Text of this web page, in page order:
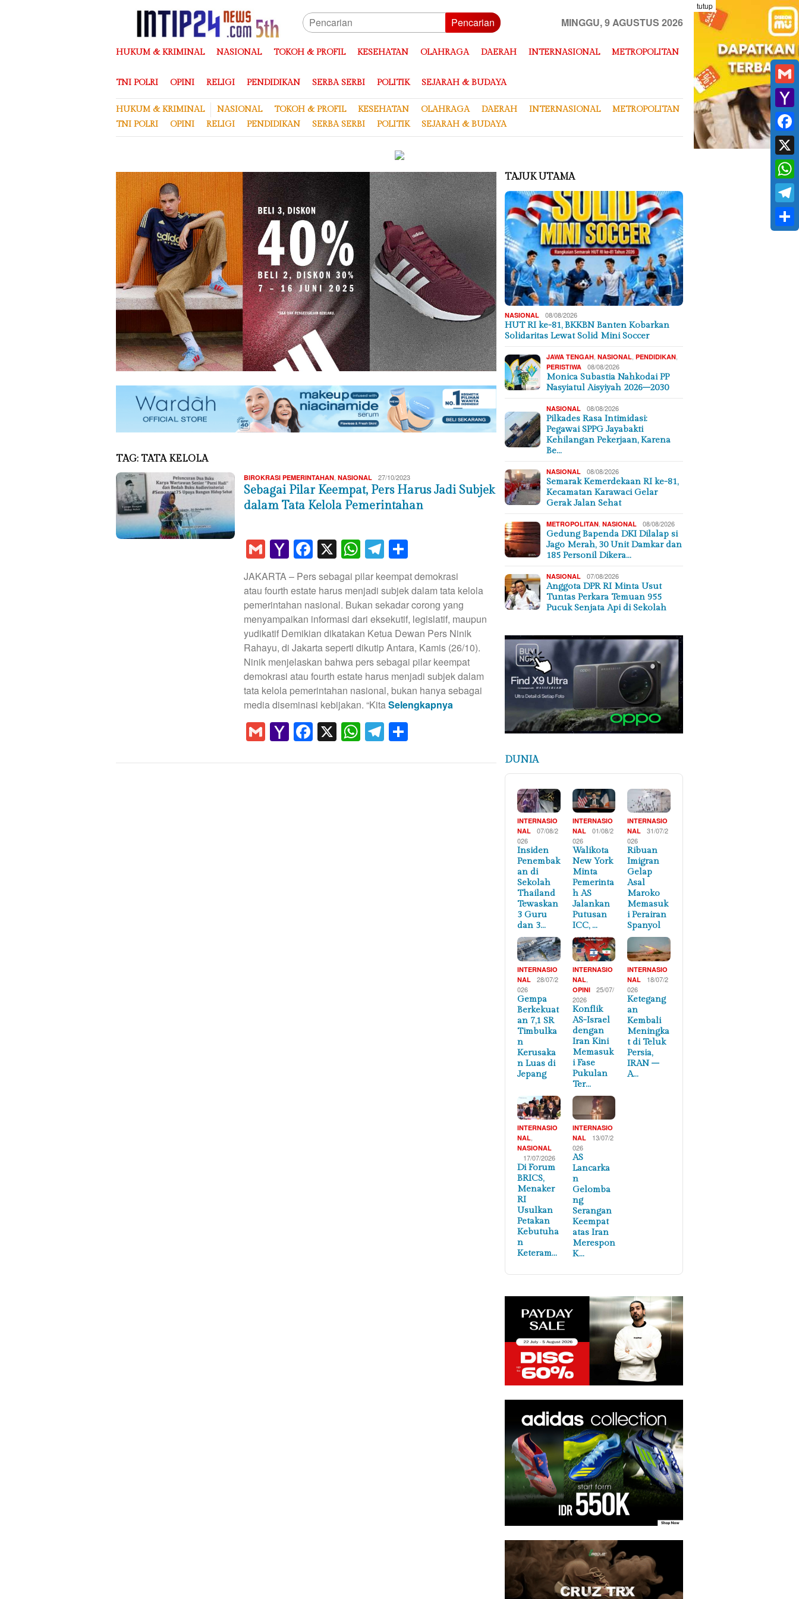
tutup
Pencarian MINGGU, 9 AGUSTUS 2026
HUKUM & KRIMINAL NASIONAL TOKOH & PROFIL KESEHATAN OLAHRAGA DAERAH INTERNASIONAL METROPOLITAN
TNI POLRI OPINI RELIGI PENDIDIKAN SERBA SERBI POLITIK SEJARAH & BUDAYA
HUKUM & KRIMINAL NASIONAL TOKOH & PROFIL KESEHATAN OLAHRAGA DAERAH INTERNASIONAL
METROPOLITAN
TNI POLRI
OPINI RELIGI PENDIDIKAN SERBA SERBI POLITIK SEJARAH & BUDAYA
TAG: TATA KELOLA
BIROKRASI PEMERINTAHAN, NASIONALRedaksi
27/10/2023
Sebagai Pilar Keempat, Pers Harus Jadi Subjek
dalam Tata Kelola Pemerintahan
GmailYahoo
Mail
Facebook
X WhatsApp
Telegram
JAKARTA – Pers sebagai pilar keempat demokrasi
atau fourth estate harus menjadi subjek dalam tata kelola
pemerintahan nasional. Bukan sekadar corong yang
menyampaikan informasi dari eksekutif, legislatif, maupun
yudikatif Demikian dikatakan Ketua Dewan Pers Ninik
Rahayu, di Jakarta seperti dikutip Antara, Kamis (26/10).
Ninik menjelaskan bahwa pers sebagai pilar keempat
demokrasi atau fourth estate harus menjadi subjek dalam
tata kelola pemerintahan nasional, bukan hanya sebagai
media diseminasi kebijakan. “KitaSelengkapnya
GmailYahoo
Mail
Facebook
X WhatsApp
Telegram
TAJUK UTAMA
NASIONAL 08/08/2026
HUT RI ke-81, BKKBN Banten Kobarkan
Solidaritas Lewat Solid Mini Soccer
JAWA TENGAH ,NASIONAL ,PENDIDIKAN
PERISTIWA 08/08/2026
Monica Subastia Nahkodai PP
Nasyiatul Aisyiyah 2026–2030
NASIONAL 08/08/2026
Pilkades Rasa Intimidasi:
Pegawai SPPG Jayabakti
Kehilangan Pekerjaan, Karena
Be…
NASIONAL 08/08/2026
Semarak Kemerdekaan RI ke-81,
Kecamatan Karawaci Gelar
Gerak Jalan Sehat
METROPOLITAN ,NASIONAL 08/08/2026
Gedung Bapenda DKI Dilalap si
Jago Merah, 30 Unit Damkar dan
185 Personil Dikera…
NASIONAL 07/08/2026
Anggota DPR RI Minta Usut
Tuntas Perkara Temuan 955
Pucuk Senjata Api di Sekolah
DUNIA
INTERNASIO
NAL
07/08/2
026
Insiden
Penembak
an di
Sekolah
Thailand
Tewaskan
3 Guru
dan 3…
INTERNASIO
NAL
01/08/2
026
Walikota
New York
Minta
Pemerinta
h AS
Jalankan
Putusan
ICC, …
INTERNASIO
NAL
31/07/2
026
Ribuan
Imigran
Gelap
Asal
Maroko
Memasuk
i Perairan
Spanyol
INTERNASIO
NAL
28/07/2
026
Gempa
Berkekuat
an 7,1 SR
Timbulka
n
Kerusaka
n Luas di
Jepang
INTERNASIO
NAL,
OPINI
25/07/
2026
Konflik
AS-Israel
dengan
Iran Kini
Memasuk
i Fase
Pukulan
Ter…
INTERNASIO
NAL
18/07/2
026
Ketegang
an
Kembali
Meningka
t di Teluk
Persia,
IRAN –
A…
INTERNASIO
NAL,
NASIONAL
17/07/2026
Di Forum
BRICS,
Menaker
RI
Usulkan
Petakan
Kebutuha
n
Keteram…
INTERNASIO
NAL
13/07/2
026
AS
Lancarka
n
Gelomba
ng
Serangan
Keempat
atas Iran
Merespon
K…
Mail
X